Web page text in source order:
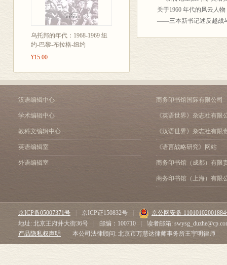
乌托邦的年代：1968-1969 纽
约-巴黎-布拉格-纽约
¥15.00
关于1960 年代的风云人物
——三本新书记述反越战
《洛丽塔》是文学艺术还
一本不偏不倚的杂志书评
——《纽约时报书评》挑
美国新闻界一颗巨星的陨
——A. M. 罗森塔尔、《
两位作家，两部新作，两
哈佛教授与LSD 迷魂药 /
格拉斯，《剥洋葱》露秘
——怀揣纳粹隐私的诺贝
一个有瑕疵的大无畏新闻
——I. F . 斯东传记《所有
汉语编辑中心
学术编辑中心
教科文编辑中心
英语编辑室
外语编辑室
商务印书馆国际有限公司
《英语世界》杂志社有限
《汉语世界》杂志社有限
《语言战略研究》网站
商务印书馆（成都）有限
商务印书馆（上海）有限
京ICP备05007371号 京ICP证150832号
京公网安备
地址: 北京王府井大街36号
邮编：100710
读者邮箱:
产品隐私权声明
本公司法律顾问: 北京市万慧达律师事务所王宇明律师